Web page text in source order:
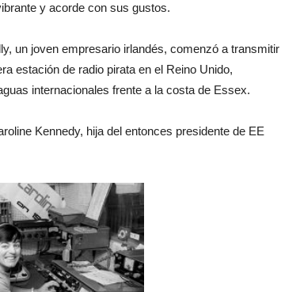
y acorde con sus gustos.
un joven empresario irlandés, comenzó a transmitir
estación de radio pirata en el Reino Unido,
internacionales frente a la costa de Essex.
Kennedy, hija del entonces presidente de EE